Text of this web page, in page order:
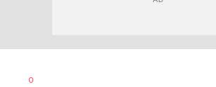
AUTOR
0